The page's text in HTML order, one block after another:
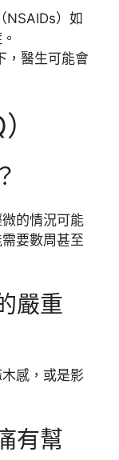
NSAIDs）如
，醫生可能會
的情況可能
要數周甚至
嚴重
感，或是影
有幫